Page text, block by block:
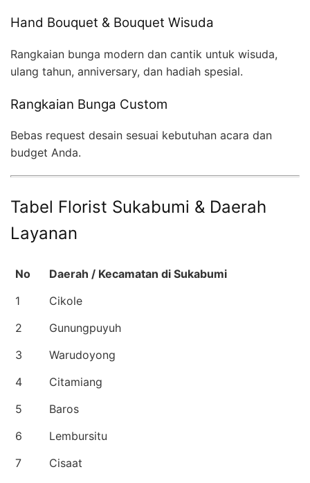
Hand Bouquet & Bouquet Wisuda
Rangkaian bunga modern dan cantik untuk wisuda,
ulang tahun, anniversary, dan hadiah spesial.
Rangkaian Bunga Custom
Bebas request desain sesuai kebutuhan acara dan
budget Anda.
Tabel Florist Sukabumi & Daerah
Layanan
No
Daerah / Kecamatan di Sukabumi
1
Cikole
2
Gunungpuyuh
3
Warudoyong
4
Citamiang
5
Baros
6
Lembursitu
7
Cisaat